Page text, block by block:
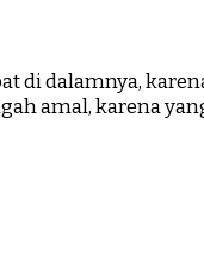
di dalamnya,
amal, karena